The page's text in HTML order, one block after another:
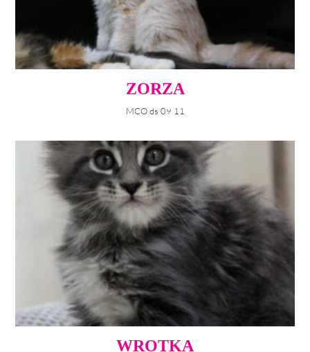
ZORZA
MCO ds 09 11
WROTKA